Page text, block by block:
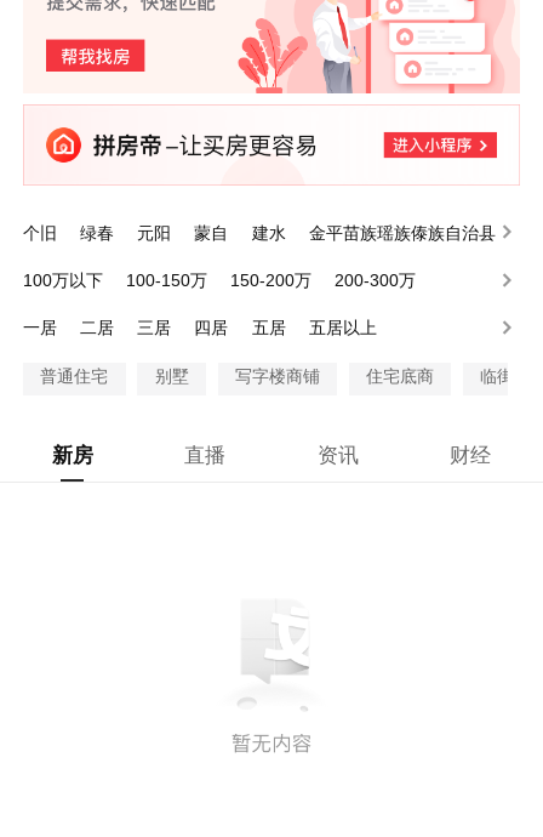
个旧 绿春 元阳 蒙自 建水
金平苗族瑶族傣族自治县
100万以下
100-150万 150-200万
200-300万
一居
二居 三居 四居 五居 五居以上
普通住宅 别墅 写字楼商铺 住宅底商 临街商
新房 直播 资讯 财经